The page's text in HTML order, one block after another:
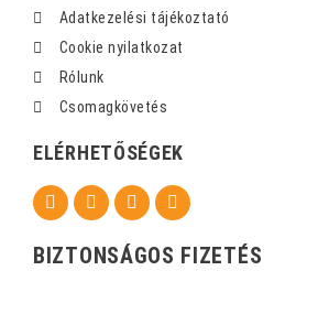
Adatkezelési tájékoztató
Cookie nyilatkozat
Rólunk
Csomagkövetés
ELÉRHETŐSÉGEK
BIZTONSÁGOS FIZETÉS